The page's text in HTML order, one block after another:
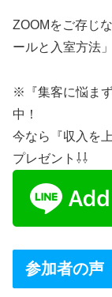
ZOOMをご存じな
ールと入室方法
※『集客に悩ま
中！
今なら『収入を
プレゼント⇩⇩
参加者の声